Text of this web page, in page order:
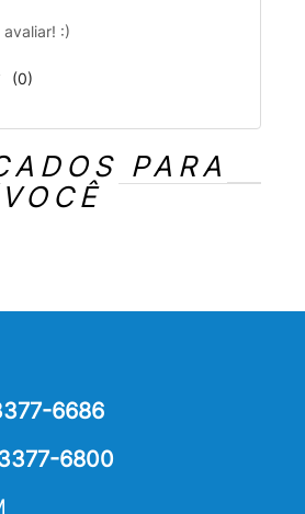
avaliar! :)
(0)
PARA
VOCÊ
6686
6800